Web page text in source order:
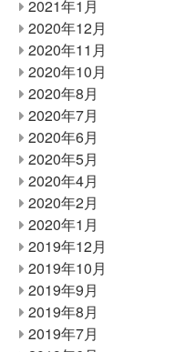
2021年1月
2020年12月
2020年11月
2020年10月
2020年8月
2020年7月
2020年6月
2020年5月
2020年4月
2020年2月
2020年1月
2019年12月
2019年10月
2019年9月
2019年8月
2019年7月